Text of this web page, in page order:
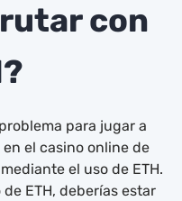
con
para jugar a
el casino online de
el uso de ETH.
ETH, deberías estar